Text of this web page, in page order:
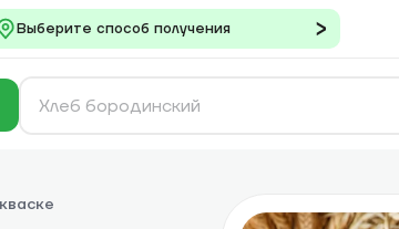
Выберите способ получения